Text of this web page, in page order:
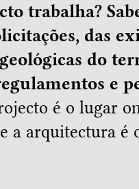
trabalha?
das
do
e
é o lugar
a arquitectura é